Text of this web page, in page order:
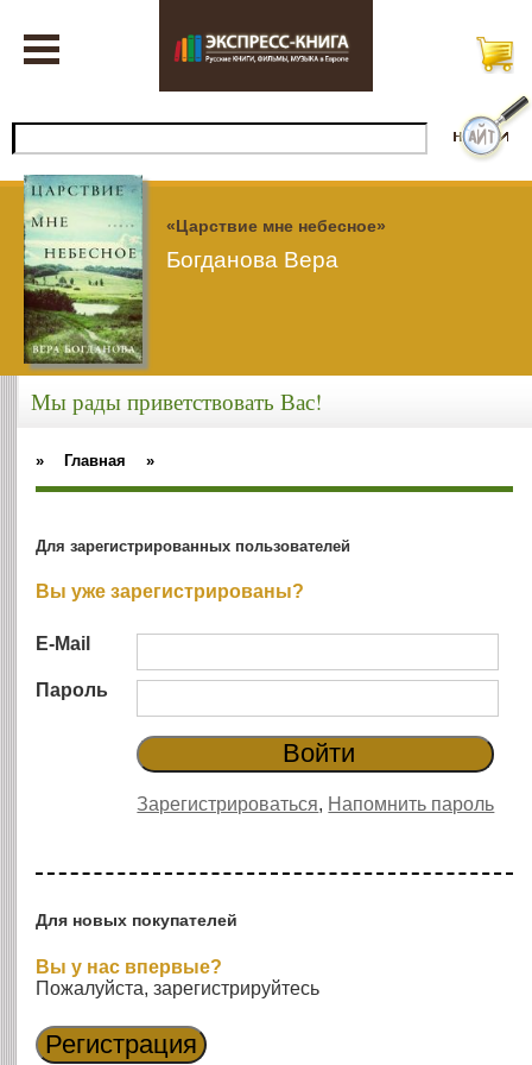
«Царствие мне небесное»
Богданова Вера
Мы рады приветствовать Вас!
» Главная »
Для зарегистрированных пользователей
Вы уже зарегистрированы?
E-Mail
Пароль
Зарегистрироваться, Напомнить пароль
Для новых покупателей
Вы у нас впервые?
Пожалуйста, зарегистрируйтесь